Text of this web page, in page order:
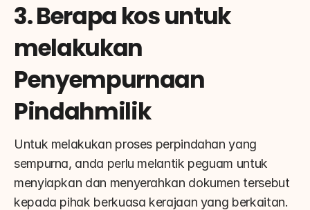
3. Berapa kos untuk
melakukan
Penyempurnaan
Pindahmilik
Untuk melakukan proses perpindahan yang
sempurna, anda perlu melantik peguam untuk
menyiapkan dan menyerahkan dokumen tersebut
kepada pihak berkuasa kerajaan yang berkaitan.